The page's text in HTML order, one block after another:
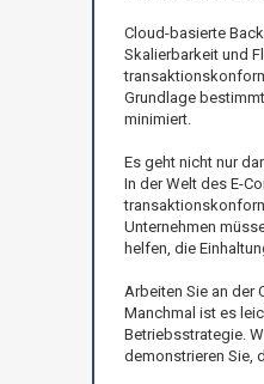
Cloud-basierte
Skalierbarkeit und
Grundlage
minimiert.
Es geht nicht nur
In der Welt des E-
Unternehmen
helfen, die
Arbeiten Sie an der
Manchmal ist es
Betriebsstrategie.
demonstrieren Sie,